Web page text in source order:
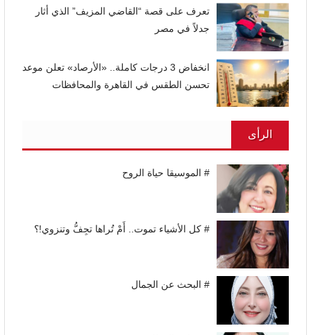
تعرف على قصة “القاضي المزيف” الذي أثار
جدلاً في مصر
انخفاض 3 درجات كاملة.. «الأرصاد» تعلن موعد
تحسن الطقس في القاهرة والمحافظات
الرأى
# الموسيقا حياة الروح
# كل الأشياء تموت.. أَمْ تُراها تجِفُّ وتنزوي!؟
# البحث عن الجمال